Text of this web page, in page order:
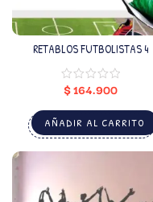
RETABLOS FUTBOLISTAS 4
$164.900
AÑADIR AL CARRITO